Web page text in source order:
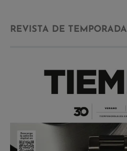
REVISTA DE TEMPORADA